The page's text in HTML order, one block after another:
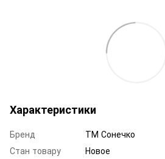
Характеристики
Бренд
ТМ Сонечко
Стан товару
Новое